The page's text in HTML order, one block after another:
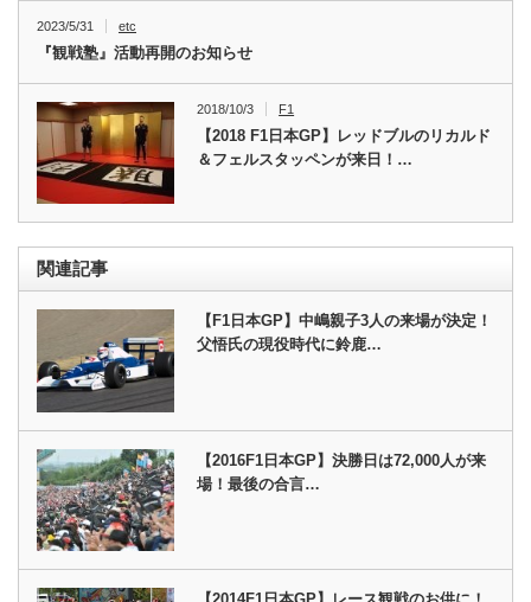
2023/5/31 etc
『観戦塾』活動再開のお知らせ
2018/10/3 F1
【2018 F1日本GP】レッドブルのリカルド
＆フェルスタッペンが来日！…
関連記事
【F1日本GP】中嶋親子3人の来場が決定！
父悟氏の現役時代に鈴鹿…
【2016F1日本GP】決勝日は72,000人が来
場！最後の合言…